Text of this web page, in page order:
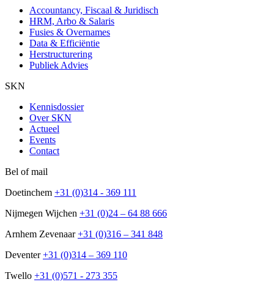
Accountancy, Fiscaal & Juridisch
HRM, Arbo & Salaris
Fusies & Overnames
Data & Efficiëntie
Herstructurering
Publiek Advies
SKN
Kennisdossier
Over SKN
Actueel
Events
Contact
Bel of mail
Doetinchem +31 (0)314 - 369 111
Nijmegen Wijchen +31 (0)24 – 64 88 666
Arnhem Zevenaar+31 (0)316 – 341 848
Deventer+31 (0)314 – 369 110
Twello +31 (0)571 - 273 355